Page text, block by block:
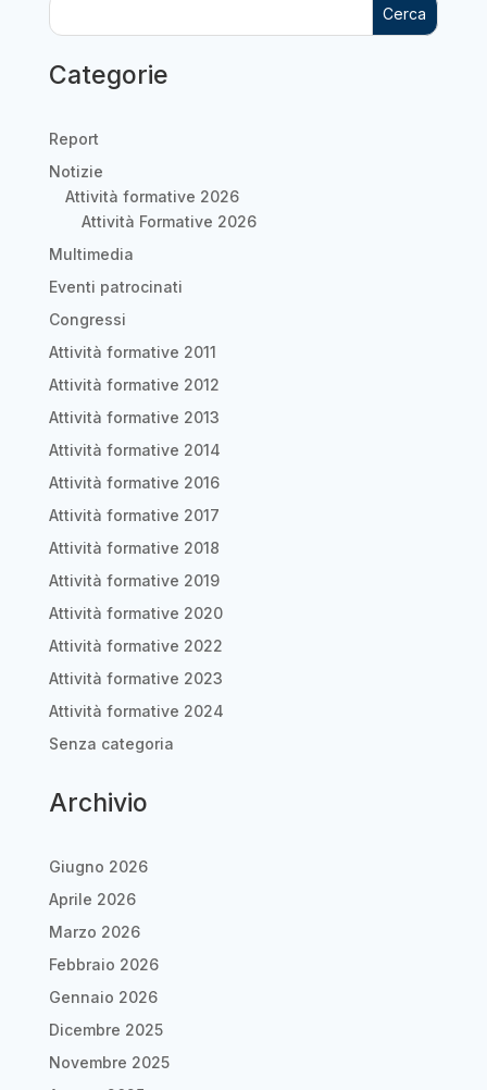
Cerca
Categorie
Report
Notizie
Attività formative 2026
Attività Formative 2026
Multimedia
Eventi patrocinati
Congressi
Attività formative 2011
Attività formative 2012
Attività formative 2013
Attività formative 2014
Attività formative 2016
Attività formative 2017
Attività formative 2018
Attività formative 2019
Attività formative 2020
Attività formative 2022
Attività formative 2023
Attività formative 2024
Senza categoria
Archivio
Giugno 2026
Aprile 2026
Marzo 2026
Febbraio 2026
Gennaio 2026
Dicembre 2025
Novembre 2025